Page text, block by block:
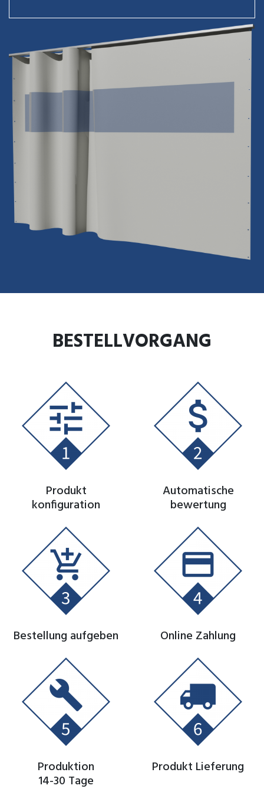
BESTELLVORGANG
Produkt
konfiguration
Automatische
bewertung
Bestellung aufgeben Online Zahlung
Produktion
14-30 Tage
Produkt Lieferung